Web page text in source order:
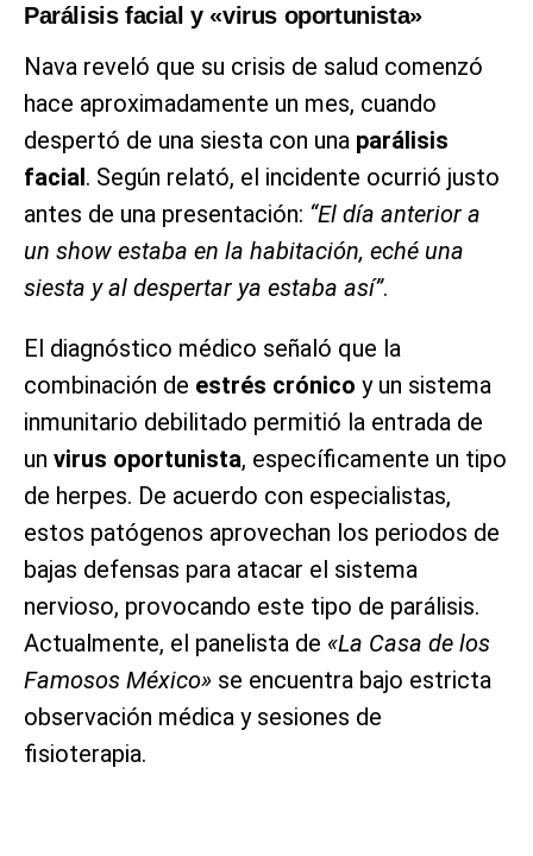
Parálisis facial y «virus oportunista»
Nava reveló que su crisis de salud comenzó
hace aproximadamente un mes, cuando
despertó de una siesta con una parálisis
facial. Según relató, el incidente ocurrió justo
antes de una presentación: “El día anterior a
un show estaba en la habitación, eché una
siesta y al despertar ya estaba así”.
El diagnóstico médico señaló que la
combinación de estrés crónico y un sistema
inmunitario debilitado permitió la entrada de
un virus oportunista, específicamente un tipo
de herpes. De acuerdo con especialistas,
estos patógenos aprovechan los periodos de
bajas defensas para atacar el sistema
nervioso, provocando este tipo de parálisis.
Actualmente, el panelista de «La Casa de los
Famosos México» se encuentra bajo estricta
observación médica y sesiones de
fisioterapia.